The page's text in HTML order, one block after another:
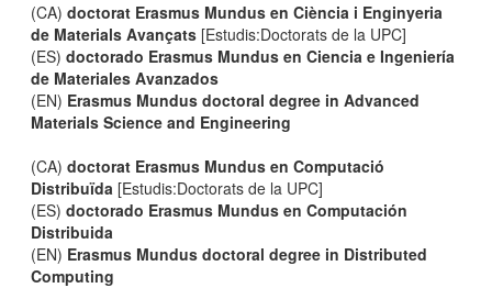
(CA)doctorat Erasmus Mundus en Ciència i Enginyeria
de Materials Avançats [Estudis:Doctorats de la UPC]
(ES)doctorado Erasmus Mundus en Ciencia e Ingeniería
de Materiales Avanzados
(EN) Erasmus Mundus doctoral degree in Advanced
Materials Science and Engineering
(CA)doctorat Erasmus Mundus en Computació
Distribuïda [Estudis:Doctorats de la UPC]
(ES)doctorado Erasmus Mundus en Computación
Distribuida
(EN) Erasmus Mundus doctoral degree in Distributed
Computing